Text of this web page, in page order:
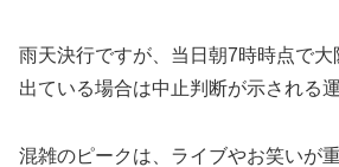
雨天決行ですが、当日朝7時時点で
出ている場合は中止判断が示される
混雑のピークは、ライブやお笑いが